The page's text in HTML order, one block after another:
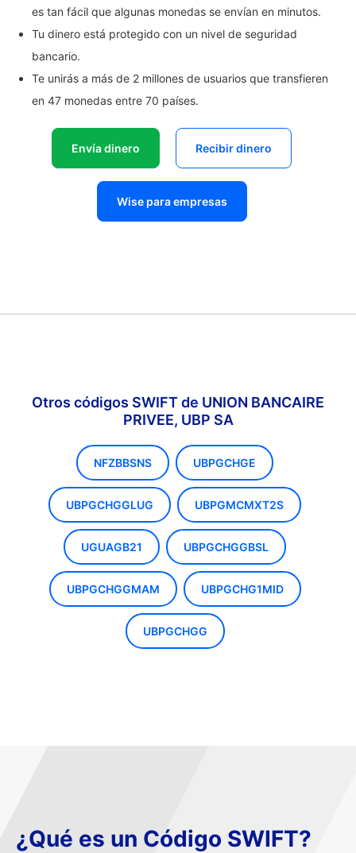
es tan fácil que algunas monedas se envían en minutos.
Tu dinero está protegido con un nivel de seguridad
bancario.
Te unirás a más de 2 millones de usuarios que transfieren
en 47 monedas entre 70 países.
Envía dinero Recibir dinero
Wise para empresas
Otros códigos SWIFT de UNION BANCAIRE
PRIVEE, UBP SA
NFZBBSNS UBPGCHGE
UBPGCHGGLUG UBPGMCMXT2S
UGUAGB21 UBPGCHGGBSL
UBPGCHGGMAM UBPGCHG1MID
UBPGCHGG
¿Qué es un Código SWIFT?